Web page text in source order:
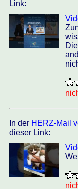
Link:
In der HERZ-Mail
dieser Link: